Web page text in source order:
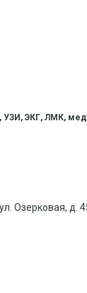
УЗИ, ЭКГ, ЛМК,
Озерковая, д.